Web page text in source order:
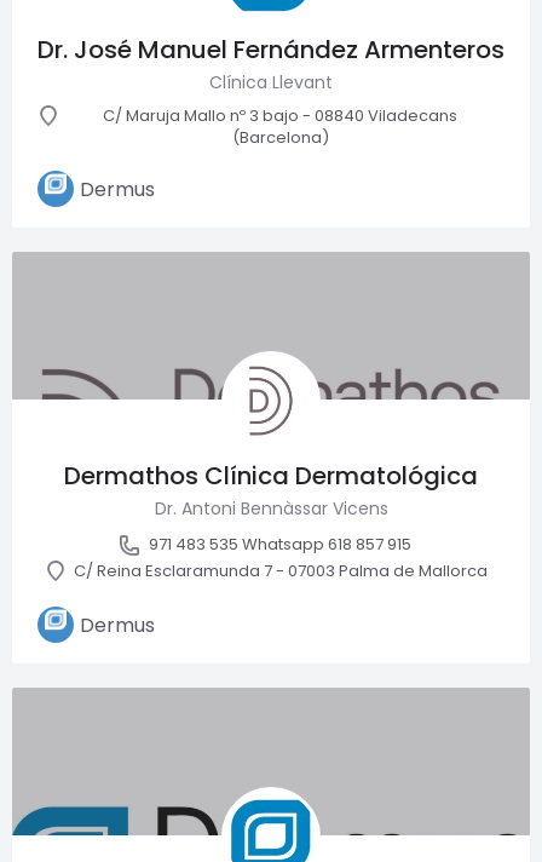
Dr. José Manuel Fernández Armenteros
Clínica Llevant
C/ Maruja Mallo nº 3 bajo - 08840 Viladecans
(Barcelona)
Dermus
Dermathos Clínica Dermatológica
Dr. Antoni Bennàssar Vicens
971 483 535 Whatsapp 618 857 915
C/ Reina Esclaramunda 7 - 07003 Palma de Mallorca
Dermus